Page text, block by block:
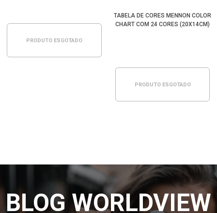
PRODUTO ESGOTADO
TABELA DE CORES MENNON COLOR
CHART COM 24 CORES (20X14CM)
PRODUTO ESGOTADO
BLOG WORLDVIEW